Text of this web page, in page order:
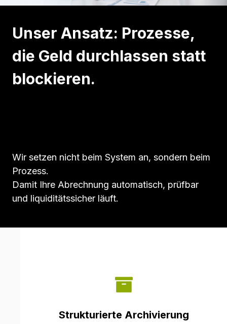
Unser Ansatz: Prozesse,
die Geld durchlassen statt
blockieren.
Wir setzen nicht beim System an, sondern beim
Prozess.
Damit Ihre Abrechnung automatisch, prüfbar
und liquiditätssicher läuft.
Strukturierte Archivierung